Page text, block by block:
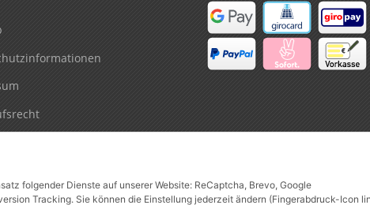
folgender Dienste auf unserer Website: ReCaptcha, Brevo, Google
Tracking. Sie können die Einstellung jederzeit ändern (Fingerabdruck-Icon